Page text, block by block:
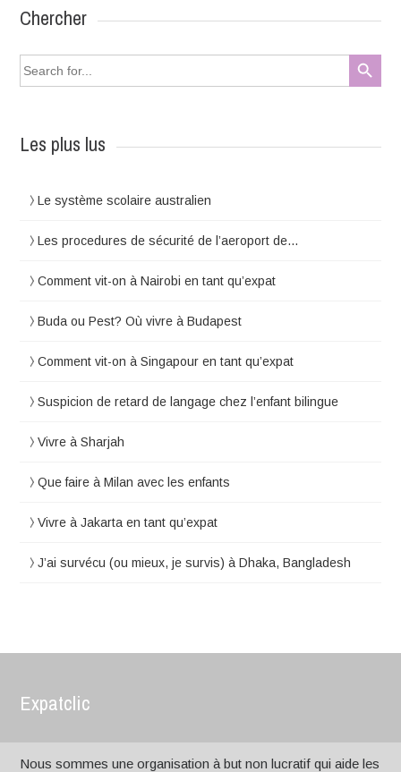
Chercher
Search
for:
Search Button
Les plus lus
Le système scolaire australien
Les procedures de sécurité de l’aeroport de…
Comment vit-on à Nairobi en tant qu’expat
Buda ou Pest? Où vivre à Budapest
Comment vit-on à Singapour en tant qu’expat
Suspicion de retard de langage chez l’enfant bilingue
Vivre à Sharjah
Que faire à Milan avec les enfants
Vivre à Jakarta en tant qu’expat
J’ai survécu (ou mieux, je survis) à Dhaka, Bangladesh
Expatclic
Nous sommes une organisation à but non lucratif qui aide les